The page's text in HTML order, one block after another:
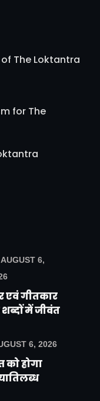
The Loktantra
for The
AUGUST 6,
एवं गीतकार
में जीवंत
6, 2026
को होगा